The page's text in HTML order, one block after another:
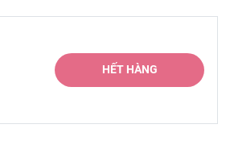
HẾT HÀNG